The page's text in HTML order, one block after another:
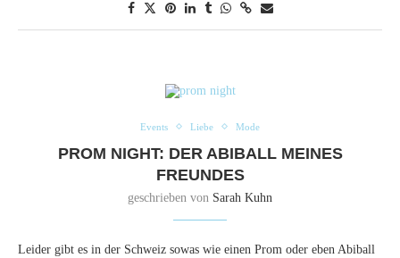
Events Liebe Mode
PROM NIGHT: DER ABIBALL MEINES
FREUNDES
geschrieben von Sarah Kuhn
Leider gibt es in der Schweiz sowas wie einen Prom oder eben Abiball